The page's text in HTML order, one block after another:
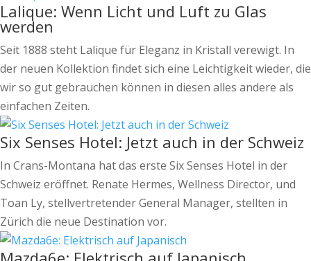
Lalique: Wenn Licht und Luft zu Glas
werden
Seit 1888 steht Lalique für Eleganz in Kristall verewigt. In
der neuen Kollektion findet sich eine Leichtigkeit wieder, die
wir so gut gebrauchen können in diesen alles andere als
einfachen Zeiten.
Six Senses Hotel: Jetzt auch in der Schweiz
In Crans-Montana hat das erste Six Senses Hotel in der
Schweiz eröffnet. Renate Hermes, Wellness Director, und
Toan Ly, stellvertretender General Manager, stellten in
Zürich die neue Destination vor.